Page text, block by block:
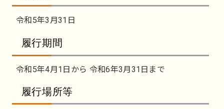
令和5年3月31日
履行期間
令和5年4月1日から 令和6年3月31日まで
履行場所等